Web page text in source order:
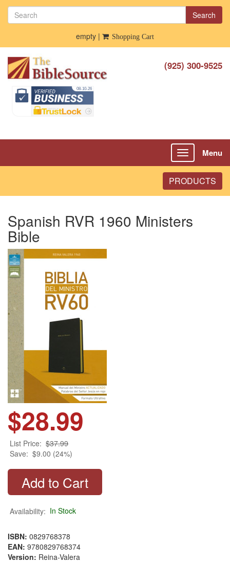
Search
empty | Shopping Cart
(925) 300-9525
Menu
Toggle
navigation
PRODUCTS
Spanish RVR 1960 Ministers
Bible
$28.99
List Price: $37.99
Save: $9.00 (24%)
Availability: In Stock
ISBN: 0829768378
EAN: 9780829768374
Version: Reina-Valera